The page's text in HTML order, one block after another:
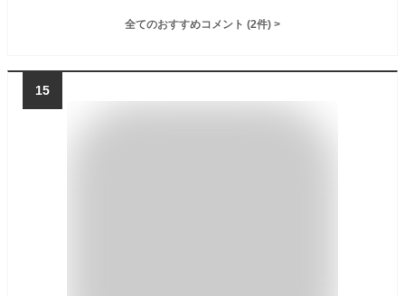
全てのおすすめコメント (2件) >
15